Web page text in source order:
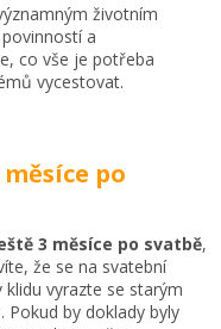
životním
a
co vše je potřeba
vycestovat.
po
3 měsíce po svatbě,
že se na svatební
vyrazte se starým
by doklady byly